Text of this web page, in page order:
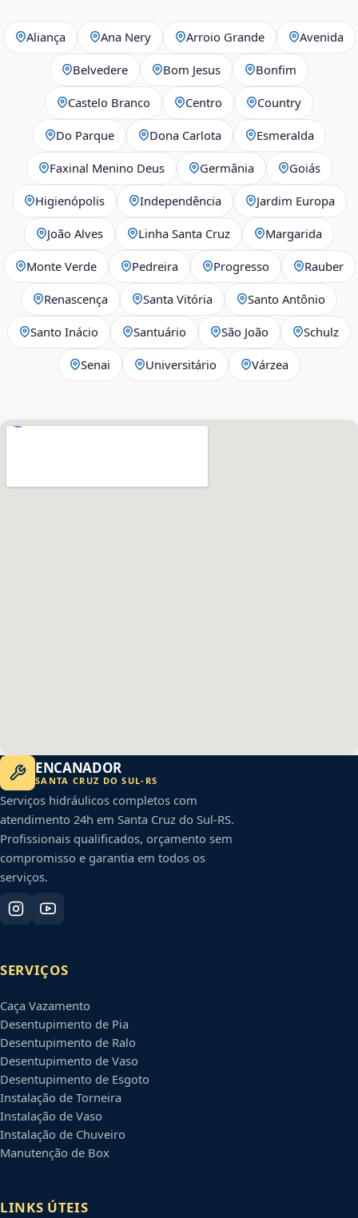
Aliança Ana Nery Arroio Grande Avenida
Belvedere Bom Jesus Bonfim
Castelo Branco Centro Country
Do Parque Dona Carlota Esmeralda
Faxinal Menino Deus Germânia Goiás
Higienópolis Independência Jardim Europa
João Alves Linha Santa Cruz Margarida
Monte Verde Pedreira Progresso Rauber
Renascença Santa Vitória Santo Antônio
Santo Inácio Santuário São João Schulz
Senai Universitário Várzea
ENCANADOR
SANTA CRUZ DO SUL- RS
Serviços hidráulicos completos com
atendimento 24h em Santa Cruz do Sul-RS.
Profissionais qualificados, orçamento sem
compromisso e garantia em todos os
serviços.
SERVIÇOS
Caça Vazamento
Desentupimento de Pia
Desentupimento de Ralo
Desentupimento de Vaso
Desentupimento de Esgoto
Instalação de Torneira
Instalação de Vaso
Instalação de Chuveiro
Manutenção de Box
LINKS ÚTEIS